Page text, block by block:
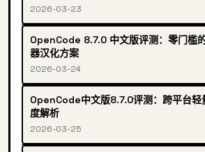
2026-03-23
OpenCode 8.7.0 中文版评测：零门槛
器汉化方案
2026-03-24
OpenCode中文版8.7.0评测：跨平台轻
度解析
2026-03-25